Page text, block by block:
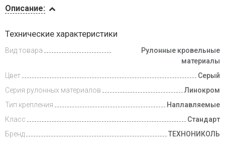
и оплата
Описание:
Технические характеристики
Вид товара
Рулонные кровельные
материалы
Цвет
Серый
Серия рулонных материалов
Линокром
Тип крепления
Наплавляемые
Класс
Стандарт
Бренд
ТЕХНОНИКОЛЬ